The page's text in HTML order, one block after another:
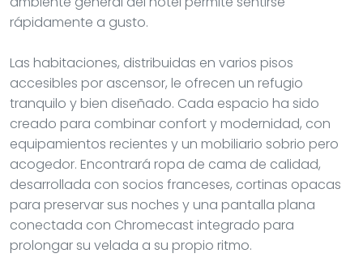
rápidamente a gusto.
Las habitaciones, distribuidas en varios pisos
accesibles por ascensor, le ofrecen un refugio
tranquilo y bien diseñado. Cada espacio ha sido
creado para combinar confort y modernidad, con
equipamientos recientes y un mobiliario sobrio pero
acogedor. Encontrará ropa de cama de calidad,
desarrollada con socios franceses, cortinas opacas
para preservar sus noches y una pantalla plana
conectada con Chromecast integrado para
prolongar su velada a su propio ritmo.